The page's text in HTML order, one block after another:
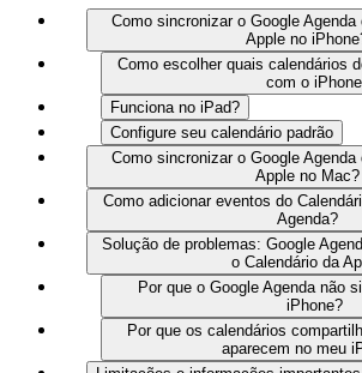
Como sincronizar o Google
Apple no
Como escolher quais calendários
com o iPhone
Funciona no iPad?
Configure seu calendário padrão
Como sincronizar o Google
Apple no Mac?
Como adicionar eventos do
Agenda?
Solução de problemas: Google
o Calendário da
Por que o Google Agenda não
iPhone?
Por que os calendários
aparecem no meu